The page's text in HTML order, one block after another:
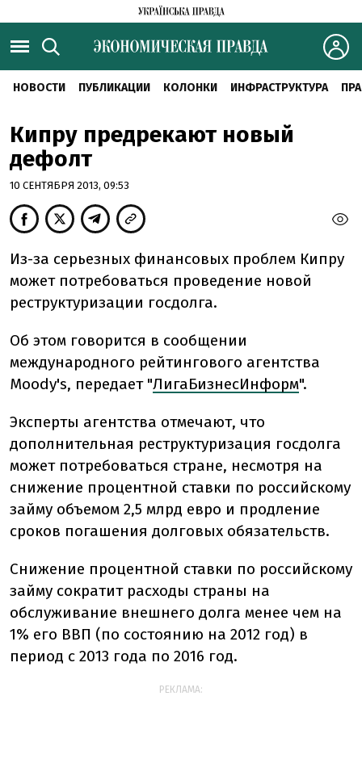
НОВОСТИ ПУБЛИКАЦИИ КОЛОНКИ ИНФРАСТРУКТУРА
Кипру предрекают новый
дефолт
10 СЕНТЯБРЯ 2013, 09:53
Из-за серьезных финансовых проблем Кипру
может потребоваться проведение новой
реструктуризации госдолга.
Об этом говорится в сообщении
международного рейтингового агентства
Moody's, передает "ЛигаБизнесИнформ".
Эксперты агентства отмечают, что
дополнительная реструктуризация госдолга
может потребоваться стране, несмотря на
снижение процентной ставки по российскому
займу объемом 2,5 млрд евро и продление
сроков погашения долговых обязательств.
Снижение процентной ставки по российскому
займу сократит расходы страны на
обслуживание внешнего долга менее чем на
1% его ВВП (по состоянию на 2012 год) в
период с 2013 года по 2016 год.
РЕКЛАМА: